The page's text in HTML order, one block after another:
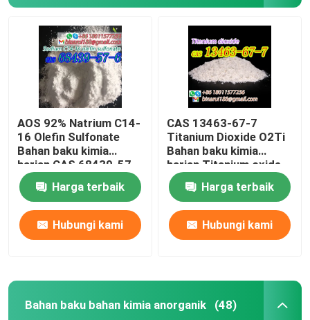
AOS 92% Natrium C14-
16 Olefin Sulfonate
Bahan baku kimia
harian CAS 68439-57-
6
Harga terbaik
Hubungi kami
CAS 13463-67-7
Titanium Dioxide O2Ti
Bahan baku kimia
harian Titanium oxide
white powder
Harga terbaik
Hubungi kami
Bahan baku bahan kimia anorganik (48)